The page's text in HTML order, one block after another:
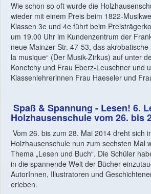
Wie schon so oft wurde die
wieder mit einem Preis beim 1822-
Klassen 3e und 4e führt beim
um 19.00 Uhr im Kundenzentrum der
neue Mainzer Str. 47-53, das akrobatische
la musique“ (Der Musik-Zirkus) auf unter
Konetchy und Frau Eberz-Leuschner und
Klassenlehrerinnen Frau Haeseler und
Spaß & Spannung - Lesen! 6.
Holzhausenschule vom 26. bis
Vom 26. bis zum 28. Mai 2014 dreht sich
Holzhausenschule nun zum sechsten Mal
Thema „Lesen und Buch“. Die Schüler
in die spannende Welt der Bücher
AutorInnen, Illustratoren und
erleben.